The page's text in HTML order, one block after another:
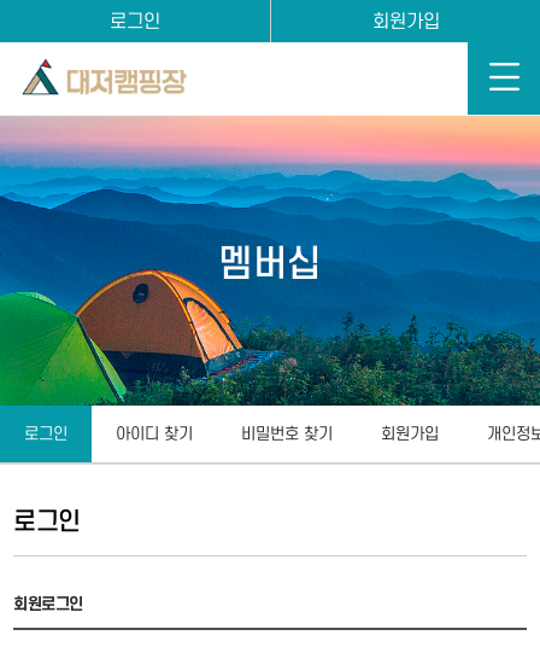
로그인 회원가입
멤버십
로그인 아이디 찾기 비밀번호 찾기 회원가입 개인정
로그인
회원로그인